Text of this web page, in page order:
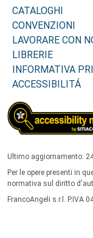
CATALOGHI
CONVENZIONI
LAVORARE CON
LIBRERIE
INFORMATIVA
ACCESSIBILITÁ
Ultimo aggiornamento:
Per le opere presenti in
normativa sul diritto
FrancoAngeli s.r.l. P.IVA